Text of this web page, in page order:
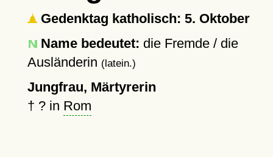
Gedenktag katholisch: 5. Oktober
Name bedeutet: die Fremde / die
Ausländerin (latein.)
Jungfrau, Märtyrerin
† ?in Rom